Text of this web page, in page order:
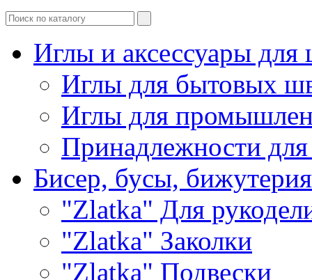
Иглы и аксессуары
Иглы для бытовых
Иглы для
Принадлежности
Бисер, бусы, бижутерия
"Zlatka" Для
"Zlatka" Заколки
"Zlatka" Подвески